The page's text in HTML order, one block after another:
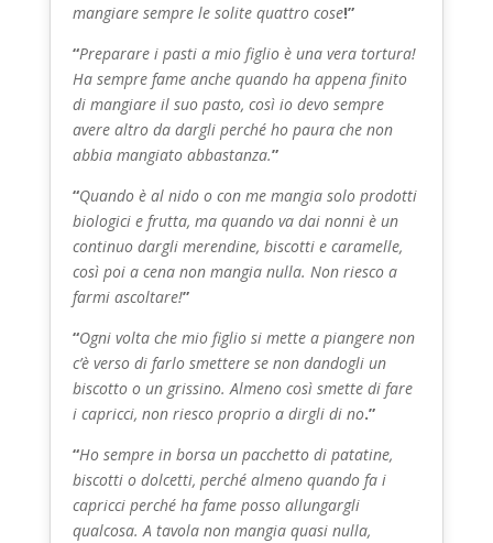
mangiare sempre le solite quattro cose!”
“Preparare i pasti a mio figlio è una vera tortura!
Ha sempre fame anche quando ha appena finito
di mangiare il suo pasto, così io devo sempre
avere altro da dargli perché ho paura che non
abbia mangiato abbastanza.”
“Quando è al nido o con me mangia solo prodotti
biologici e frutta, ma quando va dai nonni è un
continuo dargli merendine, biscotti e caramelle,
così poi a cena non mangia nulla. Non riesco a
farmi ascoltare!”
“Ogni volta che mio figlio si mette a piangere non
c’è verso di farlo smettere se non dandogli un
biscotto o un grissino. Almeno così smette di fare
i capricci, non riesco proprio a dirgli di no.”
“Ho sempre in borsa un pacchetto di patatine,
biscotti o dolcetti, perché almeno quando fa i
capricci perché ha fame posso allungargli
qualcosa. A tavola non mangia quasi nulla,